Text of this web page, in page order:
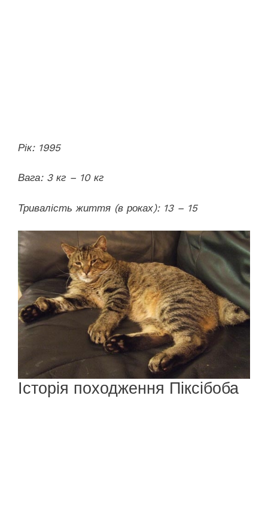
Рік: 1995
Вага: 3 кг – 10 кг
Тривалість життя (в роках): 13 – 15
Історія походження Піксібоба